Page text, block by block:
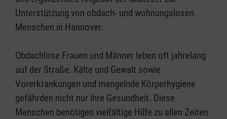
Unterstützung von obdach- und wohnungslosen
Menschen in Hannover.
Obdachlose Frauen und Männer leben oft jahrelang
auf der Straße. Kälte und Gewalt sowie
Vorerkrankungen und mangelnde Körperhygiene
gefährden nicht nur ihre Gesundheit. Diese
Menschen benötigen vielfältige Hilfe zu allen Zeiten